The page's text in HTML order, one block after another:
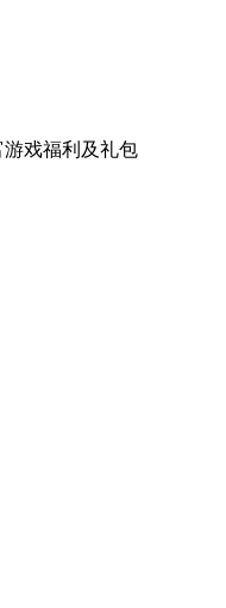
游戏福利 及礼包